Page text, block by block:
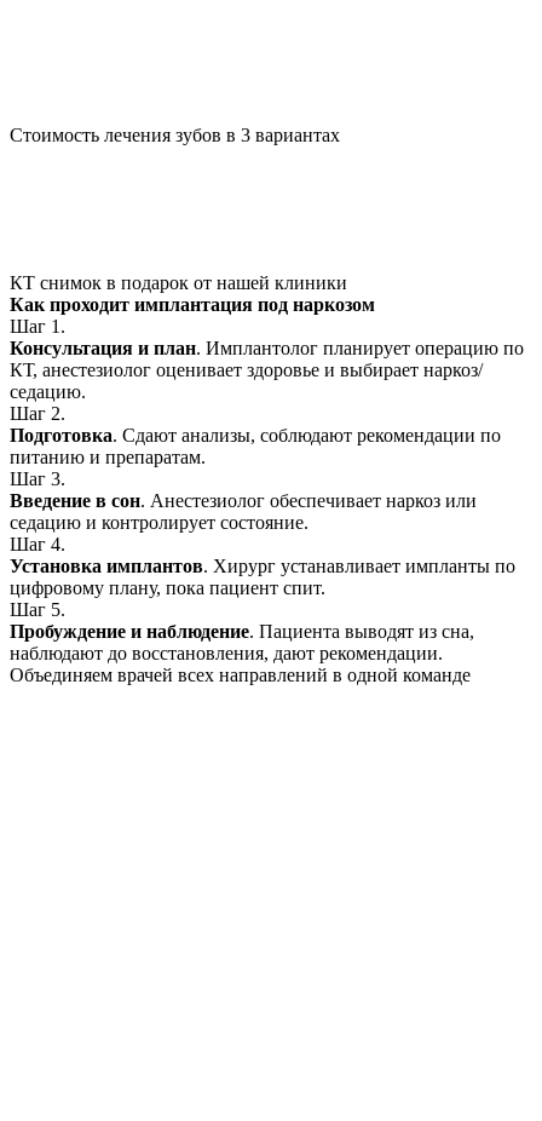
Стоимость лечения зубов в 3 вариантах
КТ снимок в подарок от нашей клиники
Как проходит имплантация под наркозом
Шаг 1.
Консультация и план. Имплантолог планирует операцию по
КТ, анестезиолог оценивает здоровье и выбирает наркоз/
седацию.
Шаг 2.
Подготовка. Сдают анализы, соблюдают рекомендации по
питанию и препаратам.
Шаг 3.
Введение в сон. Анестезиолог обеспечивает наркоз или
седацию и контролирует состояние.
Шаг 4.
Установка имплантов. Хирург устанавливает импланты по
цифровому плану, пока пациент спит.
Шаг 5.
Пробуждение и наблюдение. Пациента выводят из сна,
наблюдают до восстановления, дают рекомендации.
Объединяем врачей всех направлений в одной команде